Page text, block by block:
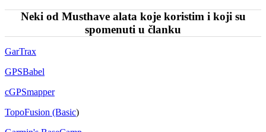
Neki od Musthave alata koje koristim i koji su
spomenuti u članku
GarTrax
GPSBabel
cGPSmapper
TopoFusion (Basic)